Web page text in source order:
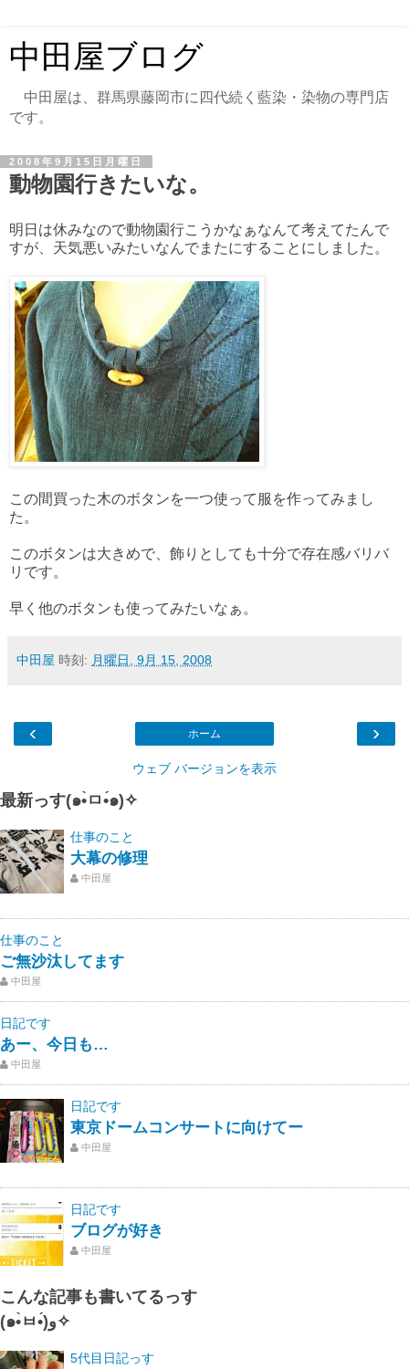
中田屋ブログ
中田屋は、群馬県藤岡市に四代続く藍染・染物の専門店
です。
2008年9月15日月曜日
動物園行きたいな。
明日は休みなので動物園行こうかなぁなんて考えてたんで
すが、天気悪いみたいなんでまたにすることにしました。
この間買った木のボタンを一つ使って服を作ってみまし
た。
このボタンは大きめで、飾りとしても十分で存在感バリバ
リです。
早く他のボタンも使ってみたいなぁ。
中田屋 時刻: 月曜日, 9月 15, 2008
‹ ›
ホーム
ウェブ バージョンを表示
最新っす(๑•̀ㅁ•́๑)✧
仕事のこと
大幕の修理
中田屋
仕事のこと
ご無沙汰してます
中田屋
日記です
あー、今日も…
中田屋
日記です
東京ドームコンサートに向けてー
中田屋
日記です
ブログが好き
中田屋
こんな記事も書いてるっす
(๑•̀ㅂ•́)و✧
5代目日記っす